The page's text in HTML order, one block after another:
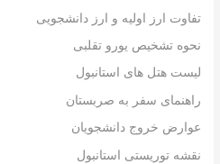
تفاوت ارز اولیه و ارز دانشجویی
نحوه تشخیص یورو تقلبی
لیست هتل های استانبول
راهنمای سفر به صربستان
عوارض خروج دانشجویان
نقشه توریستی استانبول